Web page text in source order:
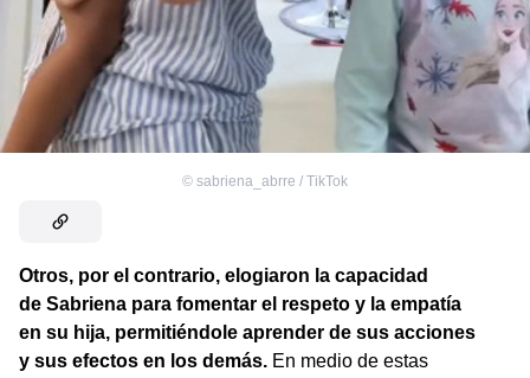
© sabriena_abrre / TikTok
Otros, por el contrario, elogiaron la capacidad
de Sabriena para fomentar el respeto y la empatía
en su hija, permitiéndole aprender de sus acciones
y sus efectos en los demás. En medio de estas